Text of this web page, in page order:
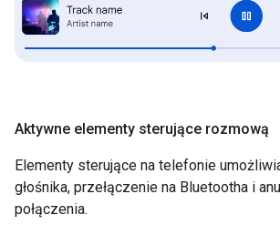
Aktywne elementy sterujące rozmową
Elementy sterujące na telefonie
głośnika, przełączenie na Bluetootha i
połączenia.